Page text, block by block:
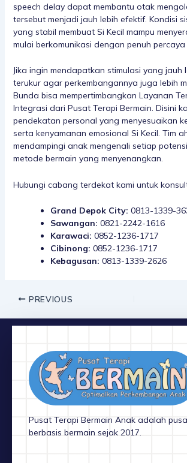
speech delay dapat membantu otak
tersebut menjadi jauh lebih efektif. Kondisi
yang stabil membuat Si Kecil mampu
mulai berkomunikasi dengan penuh percaya
Jika ingin mendapatkan stimulasi yang jauh
terukur agar perkembangannya juga lebih
Bunda bisa mempertimbangkan Layanan
Integrasi dari Pusat Terapi Bermain. Disini
pendekatan personal yang menyesuaikan
serta kenyamanan emosional Si Kecil. Tim
mendampingi anak mengenali setiap
metode bermain yang menyenangkan.
Hubungi cabang terdekat kami untuk
Grand Depok City: 0813-1339-
Sawangan: 0821-2242-1616
Karawaci: 0852-1236-1717
Cibinong: 0852-1236-1717
Kebagusan: 0813-1339-2626
PREVIOUS
Pusat Terapi Bermain Anak adalah
berbasis bermain sejak 2017.